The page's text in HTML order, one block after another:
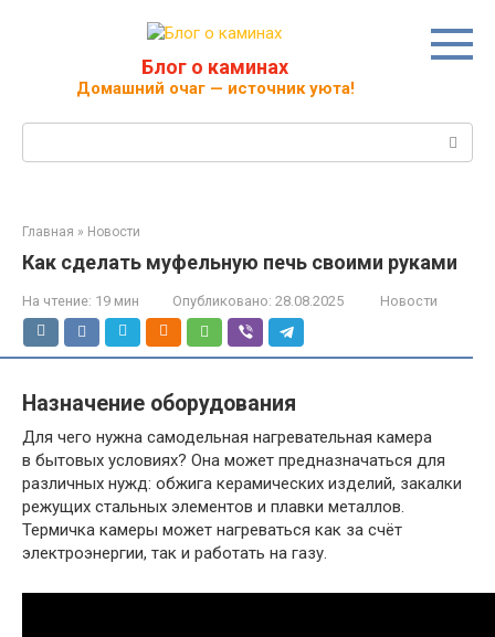
Блог о каминах
Домашний очаг — источник уюта!
Главная » Новости
Как сделать муфельную печь своими руками
На чтение: 19 мин Опубликовано: 28.08.2025 Новости
Назначение оборудования
Для чего нужна самодельная нагревательная камера
в бытовых условиях? Она может предназначаться для
различных нужд: обжига керамических изделий, закалки
режущих стальных элементов и плавки металлов.
Термичка камеры может нагреваться как за счёт
электроэнергии, так и работать на газу.